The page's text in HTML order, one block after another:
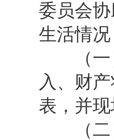
委员会
生活情况
（一
入、财
表，并
（二